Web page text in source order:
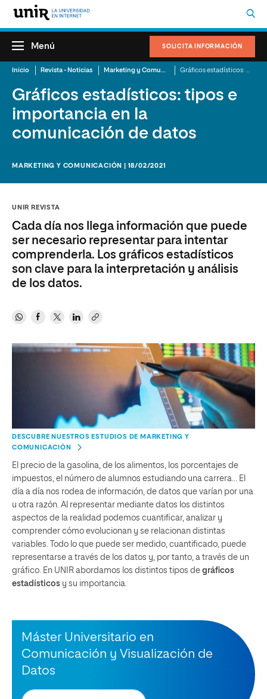
SOLICITA INFORMACIÓN
Menú
Inicio Revista - Noticias Marketing y Comunicación
Gráficos estadísticos: tipos e
importancia en la
comunicación de datos
MARKETING Y COMUNICACIÓN | 18/02/2021
UNIR REVISTA
Cada día nos llega información que puede
ser necesario representar para intentar
comprenderla. Los gráficos estadísticos
son clave para la interpretación y análisis
de los datos.
DESCUBRE NUESTROS ESTUDIOS DE MARKETING Y
COMUNICACIÓN
El precio de la gasolina, de los alimentos, los porcentajes de
impuestos, el número de alumnos estudiando una carrera… El
día a día nos rodea de información, de datos que varían por una
u otra razón. Al representar mediante datos los distintos
aspectos de la realidad podemos cuantificar, analizar y
comprender cómo evolucionan y se relacionan distintas
variables. Todo lo que puede ser medido, cuantificado, puede
representarse a través de los datos y, por tanto, a través de un
gráfico. En UNIR abordamos los distintos tipos de gráficos
estadísticos y su importancia.
Máster Universitario en
Comunicación y Visualización de
Datos